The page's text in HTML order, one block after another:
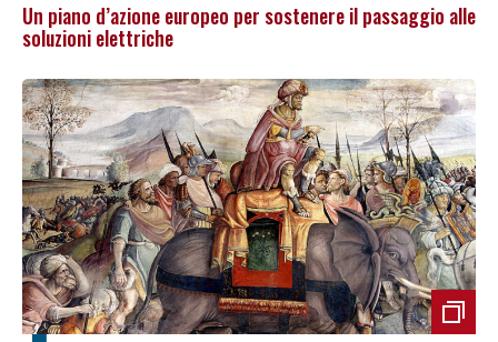
Un piano d’azione europeo per sostenere il passaggio alle
soluzioni elettriche